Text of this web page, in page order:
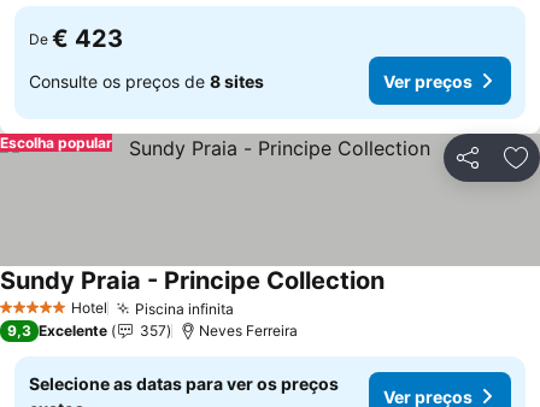
De € 423
Consulte os preços de 8 sites Ver preços
Partilhar
Escolha popular
5 Estrelas Hotel Piscina infinita
Sundy Praia - Principe CollectionVer preços
9,3 Excelente 357 Neves Ferreira
Selecione as datas para ver os preços
Ver preços